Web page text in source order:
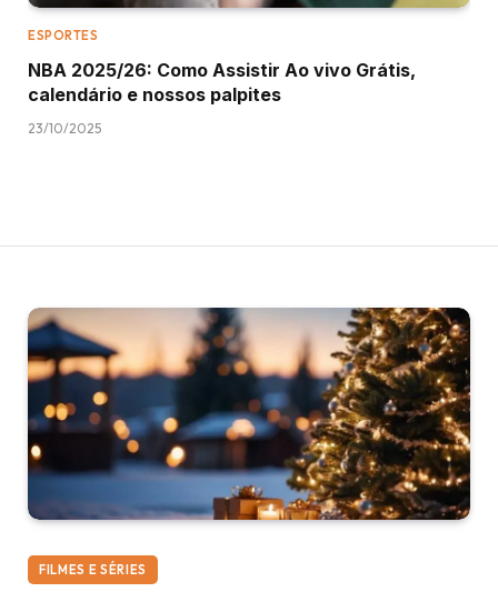
ESPORTES
NBA 2025/26: Como Assistir Ao vivo Grátis,
calendário e nossos palpites
23/10/2025
FILMES E SÉRIES